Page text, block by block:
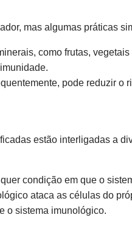
mas algumas práticas
como frutas,
pode reduzir o
estão interligadas a
condição em que o
ataca as células do
o sistema imunológico.